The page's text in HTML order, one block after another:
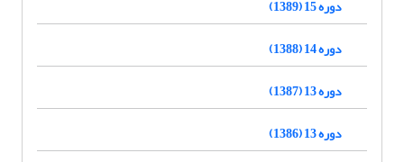
دوره 15 (1389)
دوره 14 (1388)
دوره 13 (1387)
دوره 13 (1386)